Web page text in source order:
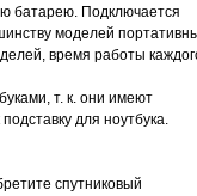
батарею. Подключается
моделей
время работы
т. к. они имеют
для ноутбука.
спутниковый